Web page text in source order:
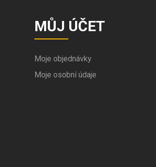
MŮJ ÚČET
Moje objednávky
Moje osobní údaje